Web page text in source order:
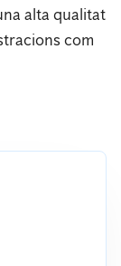
alta qualitat
com